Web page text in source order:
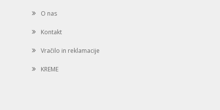
O nas
Kontakt
Vračilo in reklamacije
KREME